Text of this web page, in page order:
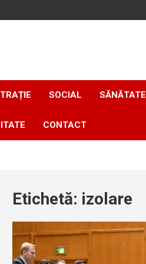
SOCIAL SĂNĂTATE
CONTACT
Etichetă: izolare